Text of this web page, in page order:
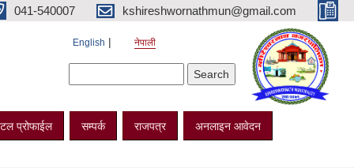
041-540007 kshireshwornathmun@gmail.com
English नेपाली
प्रोफाईल सम्पर्क राजपत्र अनलाइन आवेदन